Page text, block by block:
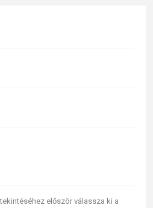
először válassza ki a